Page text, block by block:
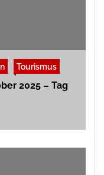
Tourismus
2025 – Tag